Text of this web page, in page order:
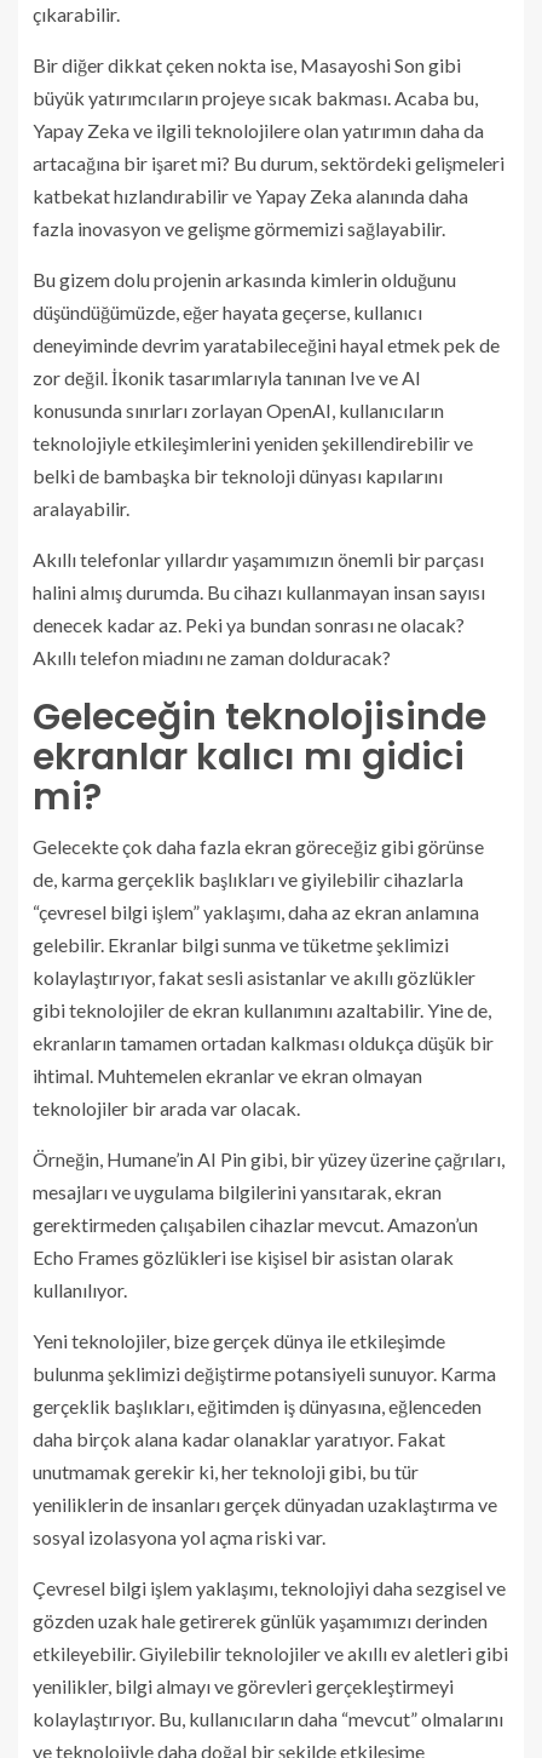
çıkarabilir.
Bir diğer dikkat çeken nokta ise, Masayoshi Son gibi
büyük yatırımcıların projeye sıcak bakması. Acaba bu,
Yapay Zeka ve ilgili teknolojilere olan yatırımın daha da
artacağına bir işaret mi? Bu durum, sektördeki gelişmeleri
katbekat hızlandırabilir ve Yapay Zeka alanında daha
fazla inovasyon ve gelişme görmemizi sağlayabilir.
Bu gizem dolu projenin arkasında kimlerin olduğunu
düşündüğümüzde, eğer hayata geçerse, kullanıcı
deneyiminde devrim yaratabileceğini hayal etmek pek de
zor değil. İkonik tasarımlarıyla tanınan Ive ve AI
konusunda sınırları zorlayan OpenAI, kullanıcıların
teknolojiyle etkileşimlerini yeniden şekillendirebilir ve
belki de bambaşka bir teknoloji dünyası kapılarını
aralayabilir.
Akıllı telefonlar yıllardır yaşamımızın önemli bir parçası
halini almış durumda. Bu cihazı kullanmayan insan sayısı
denecek kadar az. Peki ya bundan sonrası ne olacak?
Akıllı telefon miadını ne zaman dolduracak?
Geleceğin teknolojisinde
ekranlar kalıcı mı gidici
mi?
Gelecekte çok daha fazla ekran göreceğiz gibi görünse
de, karma gerçeklik başlıkları ve giyilebilir cihazlarla
“çevresel bilgi işlem” yaklaşımı, daha az ekran anlamına
gelebilir. Ekranlar bilgi sunma ve tüketme şeklimizi
kolaylaştırıyor, fakat sesli asistanlar ve akıllı gözlükler
gibi teknolojiler de ekran kullanımını azaltabilir. Yine de,
ekranların tamamen ortadan kalkması oldukça düşük bir
ihtimal. Muhtemelen ekranlar ve ekran olmayan
teknolojiler bir arada var olacak.
Örneğin, Humane’in AI Pin gibi, bir yüzey üzerine çağrıları,
mesajları ve uygulama bilgilerini yansıtarak, ekran
gerektirmeden çalışabilen cihazlar mevcut. Amazon’un
Echo Frames gözlükleri ise kişisel bir asistan olarak
kullanılıyor.
Yeni teknolojiler, bize gerçek dünya ile etkileşimde
bulunma şeklimizi değiştirme potansiyeli sunuyor. Karma
gerçeklik başlıkları, eğitimden iş dünyasına, eğlenceden
daha birçok alana kadar olanaklar yaratıyor. Fakat
unutmamak gerekir ki, her teknoloji gibi, bu tür
yeniliklerin de insanları gerçek dünyadan uzaklaştırma ve
sosyal izolasyona yol açma riski var.
Çevresel bilgi işlem yaklaşımı, teknolojiyi daha sezgisel ve
gözden uzak hale getirerek günlük yaşamımızı derinden
etkileyebilir. Giyilebilir teknolojiler ve akıllı ev aletleri gibi
yenilikler, bilgi almayı ve görevleri gerçekleştirmeyi
kolaylaştırıyor. Bu, kullanıcıların daha “mevcut” olmalarını
ve teknolojiyle daha doğal bir şekilde etkileşime